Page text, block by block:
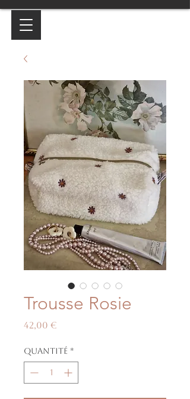
Trousse Rosie
42,00 €
Quantité *